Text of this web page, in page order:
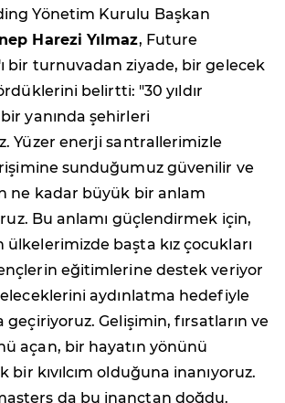
Yönetim Kurulu Başkan
Harezi Yılmaz, Future
bir turnuvadan ziyade, bir gelecek
belirtti: "30 yıldır
yanında şehirleri
Yüzer enerji santrallerimizle
sunduğumuz güvenilir ve
ne kadar büyük bir anlam
Bu anlamı güçlendirmek için,
başta kız çocukları
eğitimlerine destek veriyor
aydınlatma hedefiyle
Gelişimin, fırsatların ve
açan, bir hayatın yönünü
kıvılcım olduğuna inanıyoruz.
da bu inançtan doğdu.